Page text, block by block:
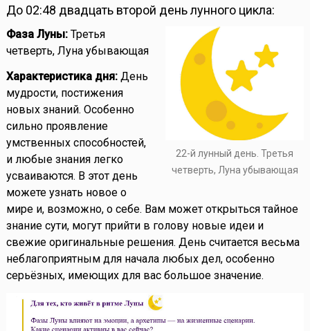
До 02:48 двадцать второй день лунного цикла:
22-й лунный день. Третья
четверть, Луна убывающая
Фаза Луны:Третья
четверть, Луна убывающая
Характеристика дня:День
мудрости, постижения
новых знаний. Особенно
сильно проявление
умственных способностей,
и любые знания легко
усваиваются. В этот день
можете узнать новое о
мире и, возможно, о себе. Вам может открыться тайное
знание сути, могут прийти в голову новые идеи и
свежие оригинальные решения. День считается весьма
неблагоприятным для начала любых дел, особенно
серьёзных, имеющих для вас большое значение.